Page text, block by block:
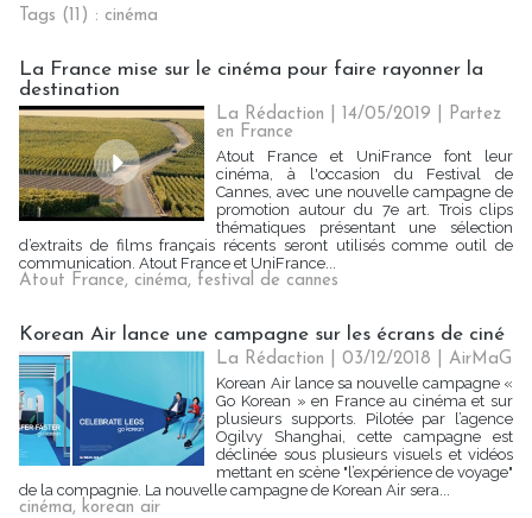
Tags (11) : cinéma
La France mise sur le cinéma pour faire rayonner la
destination
La Rédaction | 14/05/2019
Partez
en France
Atout France et UniFrance font leur
cinéma, à l'occasion du Festival de
Cannes, avec une nouvelle campagne de
promotion autour du 7e art. Trois clips
thématiques présentant une sélection
d’extraits de films français récents seront utilisés comme outil de
communication. Atout France et UniFrance...
Atout France, cinéma, festival de cannes
Korean Air lance une campagne sur les écrans de ciné
La Rédaction | 03/12/2018 |AirMaG
Korean Air lance sa nouvelle campagne «
Go Korean » en France au cinéma et sur
plusieurs supports. Pilotée par l’agence
Ogilvy Shanghai, cette campagne est
déclinée sous plusieurs visuels et vidéos
mettant en scène "l’expérience de voyage"
de la compagnie. La nouvelle campagne de Korean Air sera...
cinéma, korean air